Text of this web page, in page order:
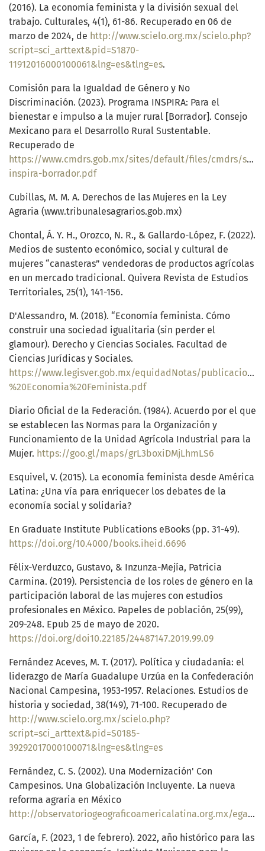
(2016). La economía feminista y la división sexual del
trabajo. Culturales, 4(1), 61-86. Recuperado en 06 de
marzo de 2024, de http://www.scielo.org.mx/scielo.php?
script=sci_arttext&pid=S1870-
11912016000100061&lng=es&tlng=es.
Comisión para la Igualdad de Género y No
Discriminación. (2023). Programa INSPIRA: Para el
bienestar e impulso a la mujer rural [Borrador]. Consejo
Mexicano para el Desarrollo Rural Sustentable.
Recuperado de
https://www.cmdrs.gob.mx/sites/default/files/cmdrs/
inspira-borrador.pdf
Cubillas, M. M. A. Derechos de las Mujeres en la Ley
Agraria (www.tribunalesagrarios.gob.mx)
Chontal, Á. Y. H., Orozco, N. R., & Gallardo-López, F. (2022).
Medios de sustento económico, social y cultural de
mujeres “canasteras” vendedoras de productos agrícolas
en un mercado tradicional. Quivera Revista de Estudios
Territoriales, 25(1), 141-156.
D'Alessandro, M. (2018). “Economía feminista. Cómo
construir una sociedad igualitaria (sin perder el
glamour). Derecho y Ciencias Sociales. Facultad de
Ciencias Jurídicas y Sociales.
https://www.legisver.gob.mx/equidadNotas/
%20Economia%20Feminista.pdf
Diario Oficial de la Federación. (1984). Acuerdo por el que
se establecen las Normas para la Organización y
Funcionamiento de la Unidad Agrícola Industrial para la
Mujer. https://goo.gl/maps/grL3boxiDMjLhmLS6
Esquivel, V. (2015). La economía feminista desde América
Latina: ¿Una vía para enriquecer los debates de la
economía social y solidaria?
En Graduate Institute Publications eBooks (pp. 31-49).
https://doi.org/10.4000/books.iheid.6696
Félix-Verduzco, Gustavo, & Inzunza-Mejía, Patricia
Carmina. (2019). Persistencia de los roles de género en la
participación laboral de las mujeres con estudios
profesionales en México. Papeles de población, 25(99),
209-248. Epub 25 de mayo de 2020.
https://doi.org/doi10.22185/24487147.2019.99.09
Fernández Aceves, M. T. (2017). Política y ciudadanía: el
liderazgo de María Guadalupe Urzúa en la Confederación
Nacional Campesina, 1953-1957. Relaciones. Estudios de
historia y sociedad, 38(149), 71-100. Recuperado de
http://www.scielo.org.mx/scielo.php?
script=sci_arttext&pid=S0185-
39292017000100071&lng=es&tlng=es
Fernández, C. S. (2002). Una Modernización' Con
Campesinos. Una Globalización Incluyente. La nueva
reforma agraria en México
http://observatoriogeograficoamericalatina.org.mx/egal8/Geografiasocioeconomica/Geografiarural/05.pdf
García, F. (2023, 1 de febrero). 2022, año histórico para las